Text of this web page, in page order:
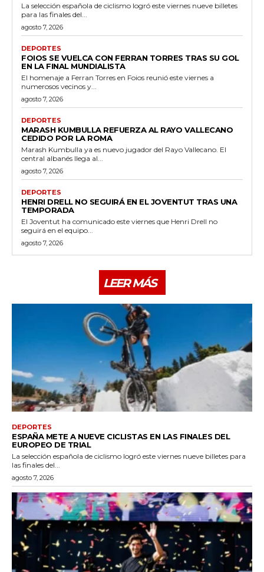
La selección española de ciclismo logró este viernes nueve billetes
para las finales del...
agosto 7, 2026
DEPORTES
FOIOS SE VUELCA CON FERRAN TORRES TRAS SU GOL
EN LA FINAL MUNDIALISTA
El homenaje a Ferran Torres en Foios reunió este viernes a
numerosos vecinos y...
agosto 7, 2026
DEPORTES
MARASH KUMBULLA REFUERZA AL RAYO VALLECANO
CEDIDO POR LA ROMA
Marash Kumbulla ya es nuevo jugador del Rayo Vallecano. El
central albanés llega al...
agosto 7, 2026
DEPORTES
HENRI DRELL NO SEGUIRÁ EN EL JOVENTUT TRAS UNA
TEMPORADA
El Joventut ha comunicado este viernes que Henri Drell no
seguirá en el equipo...
agosto 7, 2026
LEER MÁS
DEPORTES
ESPAÑA METE A NUEVE CICLISTAS EN LAS FINALES DEL
EUROPEO DE TRIAL
La selección española de ciclismo logró este viernes nueve billetes para
las finales del...
agosto 7, 2026